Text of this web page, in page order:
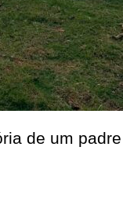
de um